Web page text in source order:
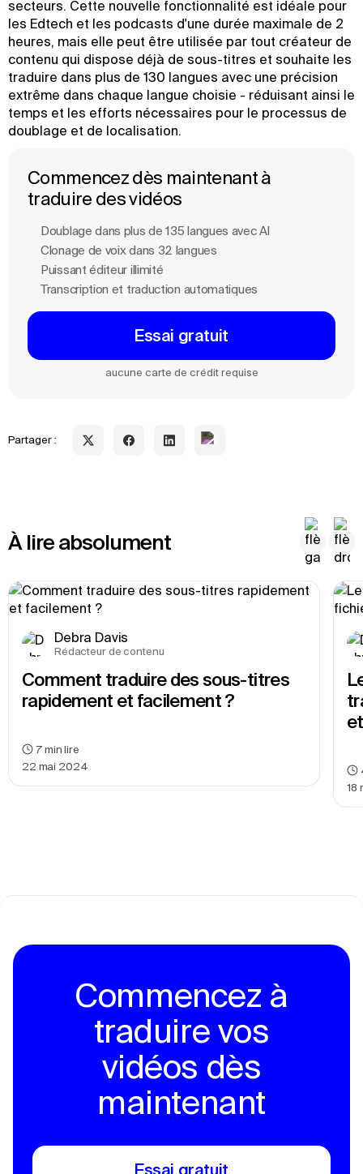
secteurs. Cette nouvelle fonctionnalité est idéale pour
les Edtech et les podcasts d'une durée maximale de 2
heures, mais elle peut être utilisée par tout créateur de
contenu qui dispose déjà de sous-titres et souhaite les
traduire dans plus de 130 langues avec une précision
extrême dans chaque langue choisie - réduisant ainsi le
temps et les efforts nécessaires pour le processus de
doublage et de localisation.
Commencez dès maintenant à
traduire des vidéos
Doublage dans plus de 135 langues avec Al
Clonage de voix dans 32 langues
Puissant éditeur illimité
Transcription et traduction automatiques
Essai gratuit
aucune carte de crédit requise
Partager :
À lire absolument
Debra Davis
Rédacteur de contenu
Comment traduire des sous-titres
rapidement et facilement ?
22 mai 2024
7 min lire
18
Commencez à
traduire vos
vidéos dès
maintenant
Essai gratuit